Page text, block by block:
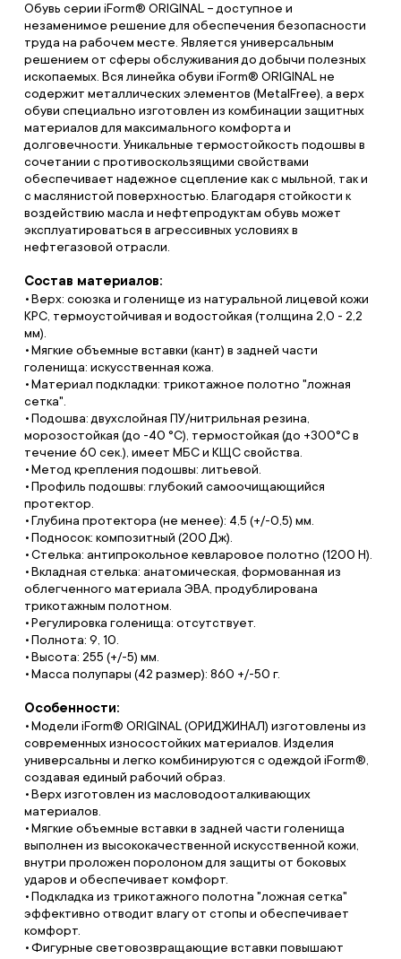
Обувь серии iForm® ORIGINAL – доступное и
незаменимое решение для обеспечения безопасности
труда на рабочем месте. Является универсальным
решением от сферы обслуживания до добычи полезных
ископаемых. Вся линейка обуви iForm® ORIGINAL не
содержит металлических элементов (MetalFree), а верх
обуви специально изготовлен из комбинации защитных
материалов для максимального комфорта и
долговечности. Уникальные термостойкость подошвы в
сочетании с противоскользящими свойствами
обеспечивает надежное сцепление как с мыльной, так и
с маслянистой поверхностью. Благодаря стойкости к
воздействию масла и нефтепродуктам обувь может
эксплуатироваться в агрессивных условиях в
нефтегазовой отрасли.
Состав материалов:
Верх: союзка и голенище из натуральной лицевой кожи
КРС, термоустойчивая и водостойкая (толщина 2,0 - 2,2
мм).
Мягкие объемные вставки (кант) в задней части
голенища: искусственная кожа.
Материал подкладки: трикотажное полотно "ложная
сетка".
Подошва: двухслойная ПУ/нитрильная резина,
морозостойкая (до -40 °С), термостойкая (до +300°С в
течение 60 сек.), имеет МБС и КЩС свойства.
Метод крепления подошвы: литьевой.
Профиль подошвы: глубокий самоочищающийся
протектор.
Глубина протектора (не менее): 4,5 (+/-0,5) мм.
Подносок: композитный (200 Дж).
Стелька: антипрокольное кевларовое полотно (1200 Н).
Вкладная стелька: анатомическая, формованная из
облегченного материала ЭВА, продублирована
трикотажным полотном.
Регулировка голенища: отсутствует.
Полнота: 9, 10.
Высота: 255 (+/-5) мм.
Масса полупары (42 размер): 860 +/-50 г.
Особенности:
Модели iForm® ORIGINAL (ОРИДЖИНАЛ) изготовлены из
современных износостойких материалов. Изделия
универсальны и легко комбинируются с одеждой iForm®,
создавая единый рабочий образ.
Верх изготовлен из масловодооталкивающих
материалов.
Мягкие объемные вставки в задней части голенища
выполнен из высококачественной искусственной кожи,
внутри проложен поролоном для защиты от боковых
ударов и обеспечивает комфорт.
Подкладка из трикотажного полотна "ложная сетка"
эффективно отводит влагу от стопы и обеспечивает
комфорт.
Фигурные световозвращающие вставки повышают